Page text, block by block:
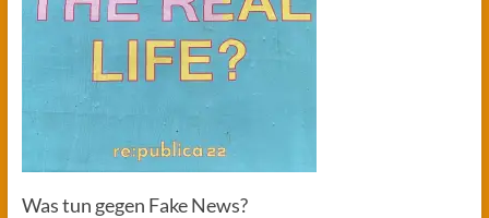
Was tun gegen Fake News?